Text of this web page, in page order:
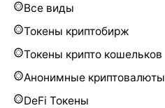
Все виды
Токены криптобирж
Токены крипто кошельков
Анонимные криптовалюты
DeFi Токены